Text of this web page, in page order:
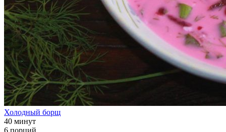
Холодный борщ
40 минут
6 порций